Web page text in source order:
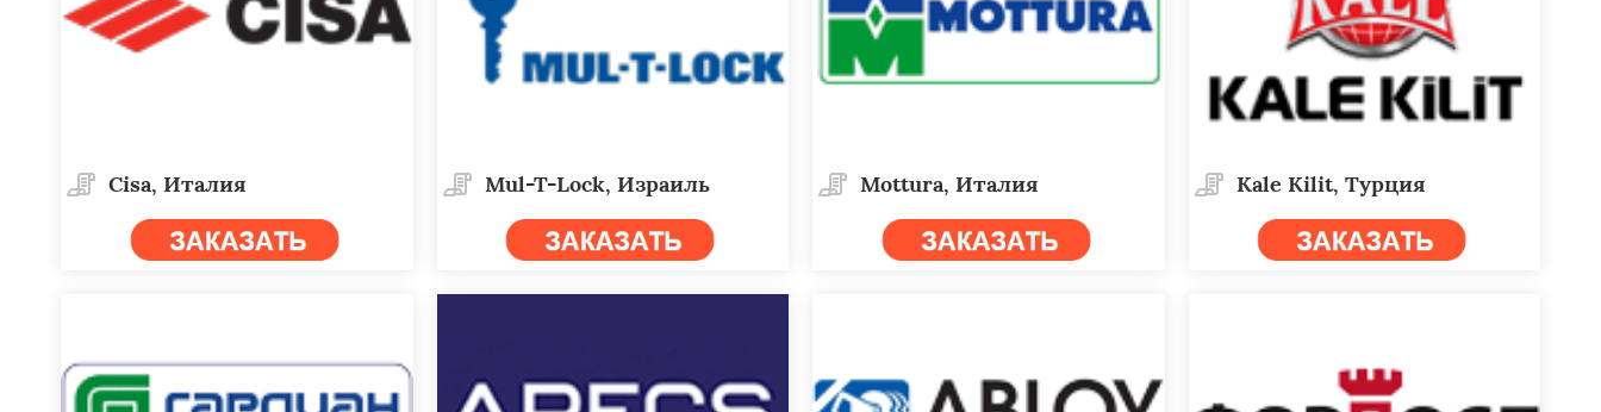
Cisa, Италия Mul-T-Lock, Израиль Mottura, Италия Kale Kilit, Турция